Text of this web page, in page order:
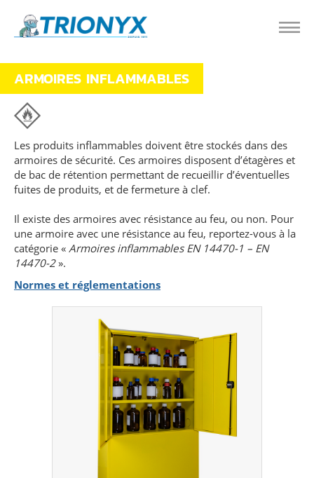
ARMOIRES INFLAMMABLES
Les produits inflammables doivent être stockés dans des
armoires de sécurité. Ces armoires disposent d’étagères et
de bac de rétention permettant de recueillir d’éventuelles
fuites de produits, et de fermeture à clef.
Il existe des armoires avec résistance au feu, ou non. Pour
une armoire avec une résistance au feu, reportez-vous à la
catégorie « Armoires inflammables EN 14470-1 – EN
14470-2».
Normes et réglementations